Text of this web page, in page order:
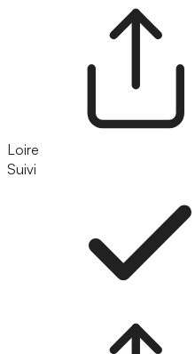
Loire
Suivi